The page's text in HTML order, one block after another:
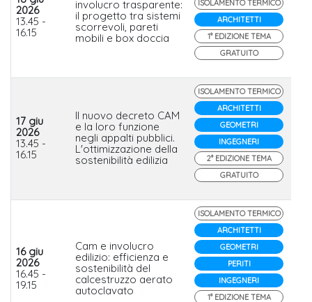
2026
13.45 -
16.15
involucro trasparente:
il progetto tra sistemi
scorrevoli, pareti
mobili e box doccia
ISOLAMENTO TERMICO
ARCHITETTI
1° EDIZIONE TEMA
GRATUITO
17 giu
2026
13.45 -
16.15
Il nuovo decreto CAM
e la loro funzione
negli appalti pubblici.
L'ottimizzazione della
sostenibilità edilizia
ISOLAMENTO TERMICO
ARCHITETTI
GEOMETRI
INGEGNERI
2° EDIZIONE TEMA
GRATUITO
16 giu
2026
16.45 -
19.15
Cam e involucro
edilizio: efficienza e
sostenibilità del
calcestruzzo aerato
autoclavato
ISOLAMENTO TERMICO
ARCHITETTI
GEOMETRI
PERITI
INGEGNERI
1° EDIZIONE TEMA